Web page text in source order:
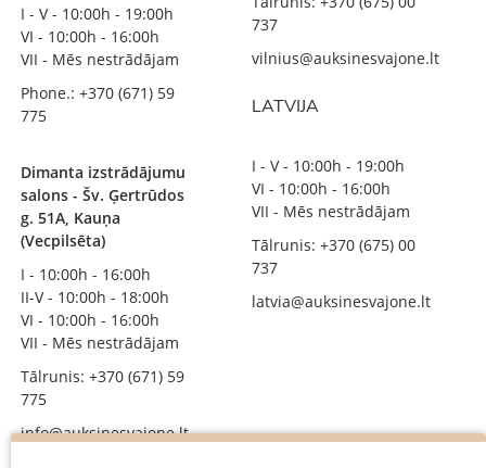
I - V - 10:00h - 19:00h
VI - 10:00h - 16:00h
VII - Mēs nestrādājam
Phone.: +370 (671) 59
775
Dimanta izstrādājumu
salons - Šv. Ģertrūdos
g. 51A, Kauņa
(Vecpilsēta)
I - 10:00h - 16:00h
II-V - 10:00h - 18:00h
VI - 10:00h - 16:00h
VII - Mēs nestrādājam
Tālrunis: +370 (671) 59
775
info@auksinesvajone.lt
737
vilnius@auksinesvajone.lt
LATVIJA
I - V - 10:00h - 19:00h
VI - 10:00h - 16:00h
VII - Mēs nestrādājam
Tālrunis: +370 (675) 00
737
latvia@auksinesvajone.lt